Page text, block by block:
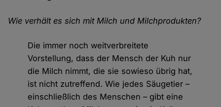
Wie verhält es sich mit Milch und Milchprodukten?
Die immer noch weitverbreitete
Vorstellung, dass der Mensch der Kuh nur
die Milch nimmt, die sie sowieso übrig hat,
ist nicht zutreffend. Wie jedes Säugetier –
einschließlich des Menschen – gibt eine